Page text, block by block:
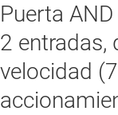
Puerta
2 entradas,
velocidad